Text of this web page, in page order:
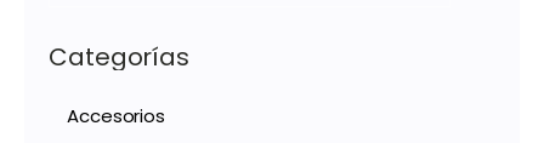
Categorías
Accesorios